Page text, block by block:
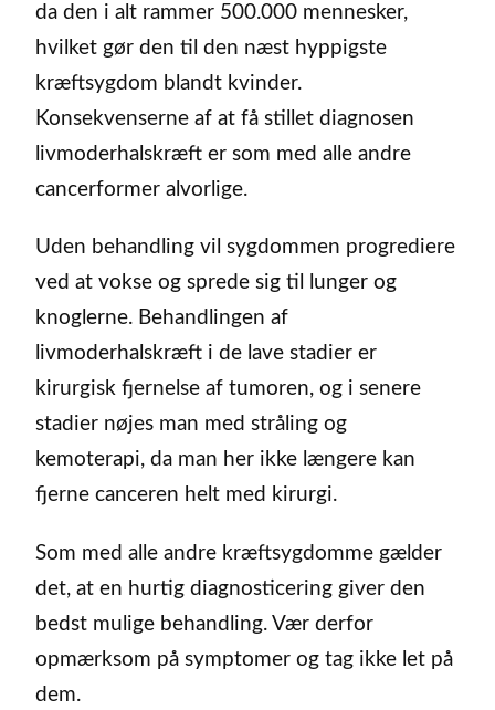
da den i alt rammer 500.000 mennesker,
hvilket gør den til den næst hyppigste
kræftsygdom blandt kvinder.
Konsekvenserne af at få stillet diagnosen
livmoderhalskræft er som med alle andre
cancerformer alvorlige.
Uden behandling vil sygdommen progrediere
ved at vokse og sprede sig til lunger og
knoglerne. Behandlingen af
livmoderhalskræft i de lave stadier er
kirurgisk fjernelse af tumoren, og i senere
stadier nøjes man med stråling og
kemoterapi, da man her ikke længere kan
fjerne canceren helt med kirurgi.
Som med alle andre kræftsygdomme gælder
det, at en hurtig diagnosticering giver den
bedst mulige behandling. Vær derfor
opmærksom på symptomer og tag ikke let på
dem.